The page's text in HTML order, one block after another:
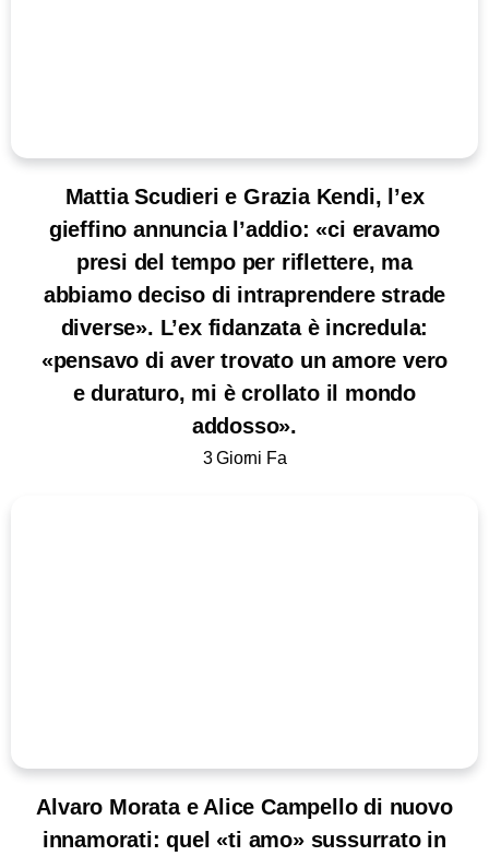
Mattia Scudieri e Grazia Kendi, l’ex
gieffino annuncia l’addio: «ci eravamo
presi del tempo per riflettere, ma
abbiamo deciso di intraprendere strade
diverse». L’ex fidanzata è incredula:
«pensavo di aver trovato un amore vero
e duraturo, mi è crollato il mondo
addosso».
3 Giorni Fa
Alvaro Morata e Alice Campello di nuovo
innamorati: quel «ti amo» sussurrato in